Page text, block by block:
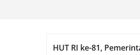
HUT RI ke-81,